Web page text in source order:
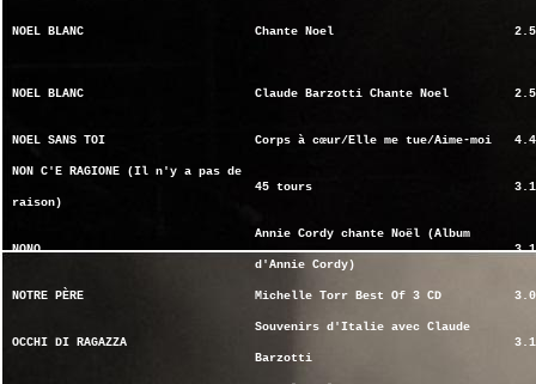
NOEL BLANC Chante Noel
NOEL BLANC Claude Barzotti Chante Noel
NOEL SANS TOI Corps à cœur/Elle me tue/Aime-moi
NON C'E RAGIONE (Il n'y a pas de
raison)
45 tours
NONO
Annie Cordy chante Noël (Album
d'Annie Cordy)
NOTRE PÈRE Michelle Torr Best Of 3 CD
OCCHI DI RAGAZZA
Souvenirs d'Italie avec Claude
Barzotti